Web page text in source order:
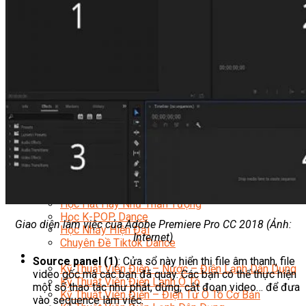
Nhạc Công Chuyên Nghiệp
Học Guitar Đệm Hát
Học Electric Guitar (Guitar Điện)
Học Electric Guitar Cover
Học Keyboard
Học Đánh Trống Jazz
Học Thanh Nhạc
Học Thanh Nhạc Trẻ Em
Học Hát Hay Như Thần Tượng
Học K-POP Dance
Học Nhảy Hiện Đại
Chuyên Đề Tiktok Dance
Kỹ Thuật – Công Nghệ
Kỹ Thuật Viên Điện – Nước – Điện Lạnh Dân Dụng
Kỹ Thuật Viên Điện Lạnh Ô Tô
Kỹ Thuật Viên Điện – Điện Tử Ô Tô Cơ Bản
Giao diện làm việc của Adobe Premiere Pro CC 2018 (Ảnh:
Internet)
Source panel (1): Cửa sổ này hiển thị file âm thanh, file
video gốc mà các bạn đã quay. Các bạn có thể thực hiện
một số thao tác như phát, dừng, cắt đoạn video… để đưa
vào sequence làm việc.